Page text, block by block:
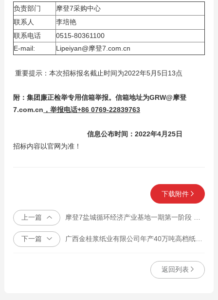
负责部门
摩登7采购中心
联系人
李培艳
联系电话
0515-80361100
E-mail:
Lipeiyan@摩登7.com.cn
重要提示：本次招标报名截止时间为2022年5月5日13点
附： 集团廉正检举专用信箱举报。 信箱地址为GRW@摩登
7.com.cn ，举报电话+86 0769-22839763
信息公布时间：2022年4月25日
招标内容以官网为准！
下载附件
上一篇 摩登7盐城循环经济产业基地一期第一阶段 年产50万吨差别化纤维素纤维项目 钢结构工程招投标
下一篇 广西金桂浆纸业有限公司年产40万吨高档纸板扩建4#锅炉土建工程
返回列表